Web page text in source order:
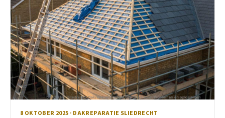
8 OKTOBER 2025 · DAKREPARATIE SLIEDRECHT